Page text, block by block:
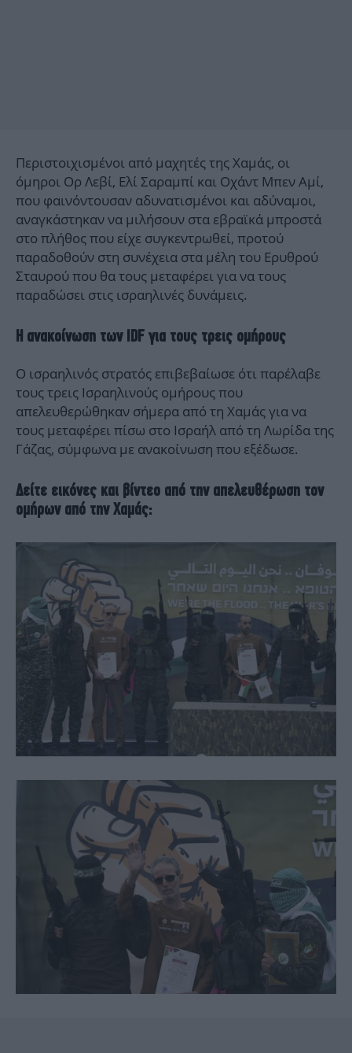
Περιστοιχισμένοι από μαχητές της Χαμάς, οι
όμηροι Ορ Λεβί, Ελί Σαραμπί και Οχάντ Μπεν Αμί,
που φαινόντουσαν αδυνατισμένοι και αδύναμοι,
αναγκάστηκαν να μιλήσουν στα εβραϊκά μπροστά
στο πλήθος που είχε συγκεντρωθεί, προτού
παραδοθούν στη συνέχεια στα μέλη του Ερυθρού
Σταυρού που θα τους μεταφέρει για να τους
παραδώσει στις ισραηλινές δυνάμεις.
H ανακοίνωση των IDF για τους τρεις ομήρους
Ο ισραηλινός στρατός επιβεβαίωσε ότι παρέλαβε
τους τρεις Ισραηλινούς ομήρους που
απελευθερώθηκαν σήμερα από τη Χαμάς για να
τους μεταφέρει πίσω στο Ισραήλ από τη Λωρίδα της
Γάζας, σύμφωνα με ανακοίνωση που εξέδωσε.
Δείτε εικόνες και βίντεο από την απελευθέρωση τον
ομήρων από την Χαμάς: